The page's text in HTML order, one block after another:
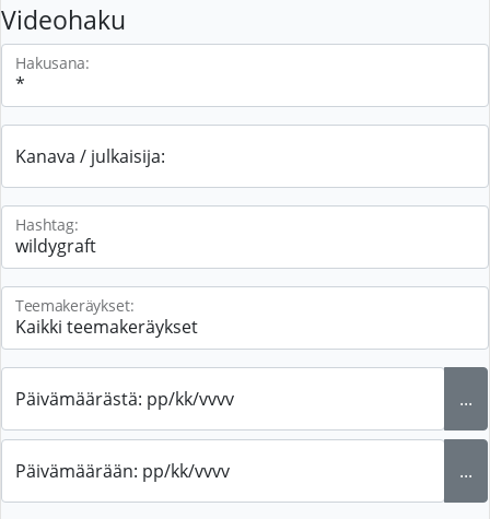
Videohaku
Hakusana:
Kanava / julkaisija:
Hashtag:
Teemakeräykset:
Päivämäärästä: pp/kk/vvvv ...
Päivämäärään: pp/kk/vvvv ...